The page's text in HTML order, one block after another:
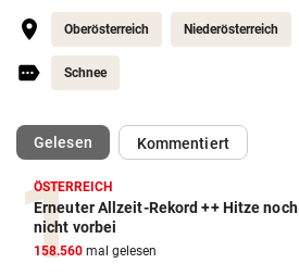
Oberösterreich Niederösterreich
Schnee
Gelesen(ausgewählt)Kommentiert
ÖSTERREICH
Erneuter Allzeit-Rekord ++ Hitze noch
nicht vorbei
158.560 mal gelesen